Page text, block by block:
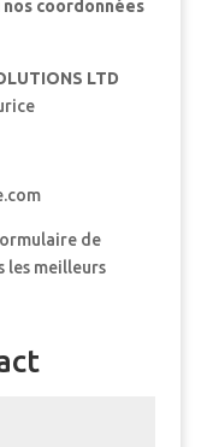
coordonnées
LTD
de
les meilleurs